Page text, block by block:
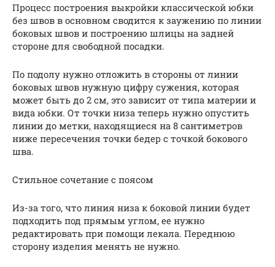
Процесс построения выкройки классической юбки
без швов в основном сводится к заужению по линии
боковых швов и построению шлицы на задней
стороне для свободной посадки.
По подолу нужно отложить в стороны от линии
боковых швов нужную цифру сужения, которая
может быть до 2 см, это зависит от типа материи и
вида юбки. От точки низа теперь нужно опустить
линии до метки, находящиеся на 8 сантиметров
ниже пересечения точки бедер с точкой бокового
шва.
Стильное сочетание с поясом
Из-за того, что линия низа к боковой линии будет
подходить под прямым углом, ее нужно
редактировать при помощи лекала. Переднюю
сторону изделия менять не нужно.